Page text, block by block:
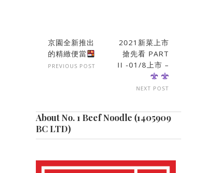
京園全新推出
的精緻便當
PREVIOUS POST
2021新菜上市
搶先看 PART
II -01/8上市 –
NEXT POST
About No. 1 Beef Noodle (1405909
BC LTD)